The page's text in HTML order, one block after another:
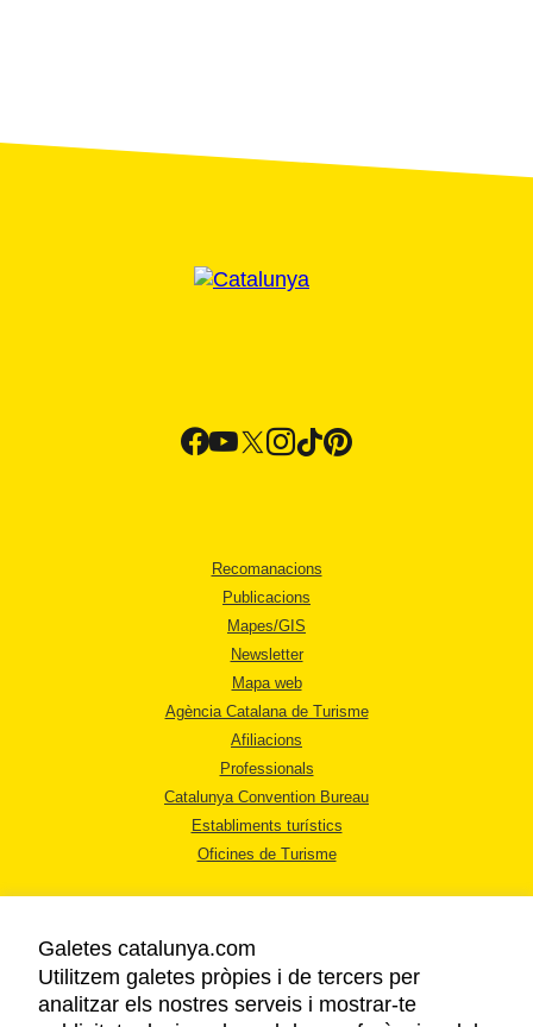
Recomanacions
Publicacions
Mapes/GIS
Newsletter
Mapa web
Agència Catalana de Turisme
Afiliacions
Professionals
Catalunya Convention Bureau
Establiments turístics
Oficines de Turisme
AVÍS LEGAL
Galetes catalunya.com
Utilitzem galetes pròpies i de tercers per
analitzar els nostres serveis i mostrar-te